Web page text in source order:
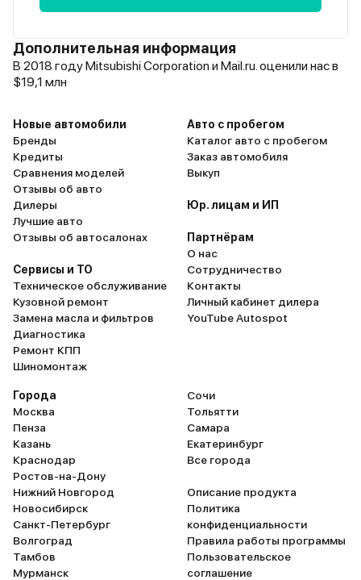
Дополнительная информация
В 2018 году Mitsubishi Corporation и Mail.ru. оценили нас в
$19,1 млн
Новые автомобили
Бренды
Кредиты
Сравнения моделей
Отзывы об авто
Дилеры
Лучшие авто
Отзывы об автосалонах
Сервисы и ТО
Техническое обслуживание
Кузовной ремонт
Замена масла и фильтров
Диагностика
Ремонт КПП
Шиномонтаж
Авто с пробегом
Каталог авто с пробегом
Заказ автомобиля
Выкуп
Юр. лицам и ИП
Партнёрам
О нас
Сотрудничество
Контакты
Личный кабинет дилера
YouTube Autospot
Города
Москва
Пенза
Казань
Краснодар
Ростов-на-Дону
Нижний Новгород
Новосибирск
Санкт-Петербург
Волгоград
Тамбов
Мурманск
Сочи
Тольятти
Самара
Екатеринбург
Все города
Описание продукта
Политика
конфиденциальности
Правила работы программы
Пользовательское
соглашение